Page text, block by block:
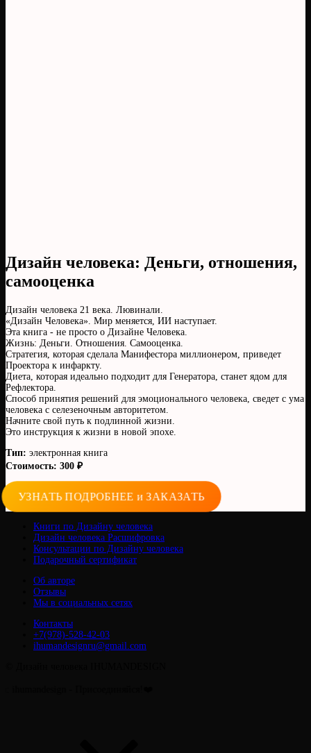
Дизайн человека: Деньги, отношения,
самооценка
Дизайн человека 21 века. Лювинали.
«Дизайн Человека». Мир меняется, ИИ наступает.
Эта книга - не просто о Дизайне Человека.
Жизнь: Деньги. Отношения. Самооценка.
Стратегия, которая сделала Манифестора миллионером, приведет
Проектора к инфаркту.
Диета, которая идеально подходит для Генератора, станет ядом для
Рефлектора.
Способ принятия решений для эмоционального человека, сведет с ума
человека с селезеночным авторитетом.
Начните свой путь к подлинной жизни.
Это инструкция к жизни в новой эпохе.
Тип: электронная книга
Стоимость: 300 ₽
УЗНАТЬ ПОДРОБНЕЕ и ЗАКАЗАТЬ
Книги по Дизайну человека
Дизайн человека Расшифровка
Консультации по Дизайну человека
Подарочный сертификат
Об авторе
Отзывы
Мы в социальных сетях
Контакты
+7(978)-528-42-03
ihumandesignru@gmail.com